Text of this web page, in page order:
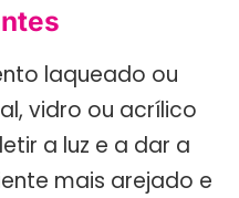
laqueado ou
vidro ou acrílico
a luz e a dar a
mais arejado e